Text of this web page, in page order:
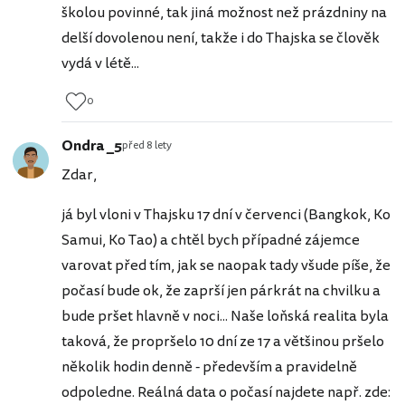
školou povinné, tak jiná možnost než prázdniny na
delší dovolenou není, takže i do Thajska se člověk
vydá v létě...
0
Ondra _5před 8 lety
Zdar,
já byl vloni v Thajsku 17 dní v červenci (Bangkok, Ko
Samui, Ko Tao) a chtěl bych případné zájemce
varovat před tím, jak se naopak tady všude píše, že
počasí bude ok, že zaprší jen párkrát na chvilku a
bude pršet hlavně v noci... Naše loňská realita byla
taková, že propršelo 10 dní ze 17 a většinou pršelo
několik hodin denně - především a pravidelně
odpoledne. Reálná data o počasí najdete např. zde: